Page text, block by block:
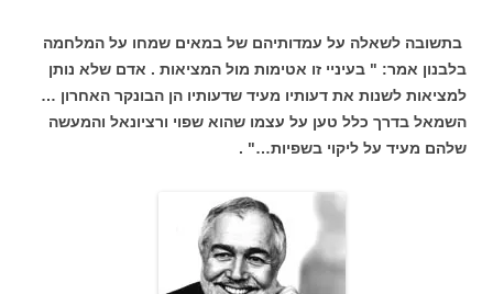
בתשובה לשאלה על עמדותיהם של במאים שמחו על המלחמה
בלבנון אמר: " בעיניי זו אטימות מול המציאות . אדם שלא נותן
למציאות לשנות את דעותיו מעיד שדעותיו הן הבונקר האחרון …
השמאל בדרך כלל טען על עצמו שהוא שפוי ורציונאל והמעשה
שלהם מעיד על ליקוי בשפיות…" .